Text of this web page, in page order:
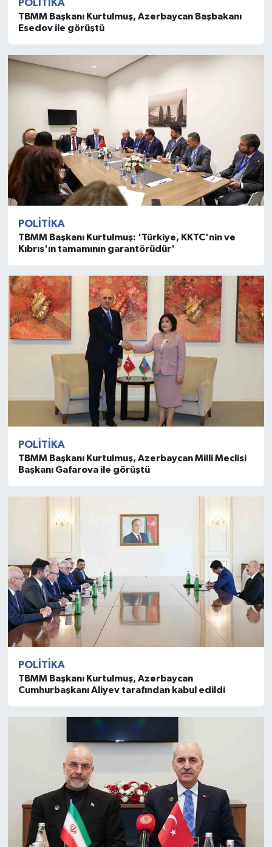
POLITIKA
TBMM Başkanı Kurtulmuş, Azerbaycan Başbakanı
Esedov ile görüştü
POLITIKA
TBMM Başkanı Kurtulmuş: 'Türkiye, KKTC'nin ve
Kıbrıs'ın tamamının garantörüdür'
POLITIKA
TBMM Başkanı Kurtulmuş, Azerbaycan Milli Meclisi
Başkanı Gafarova ile görüştü
POLITIKA
TBMM Başkanı Kurtulmuş, Azerbaycan
Cumhurbaşkanı Aliyev tarafından kabul edildi